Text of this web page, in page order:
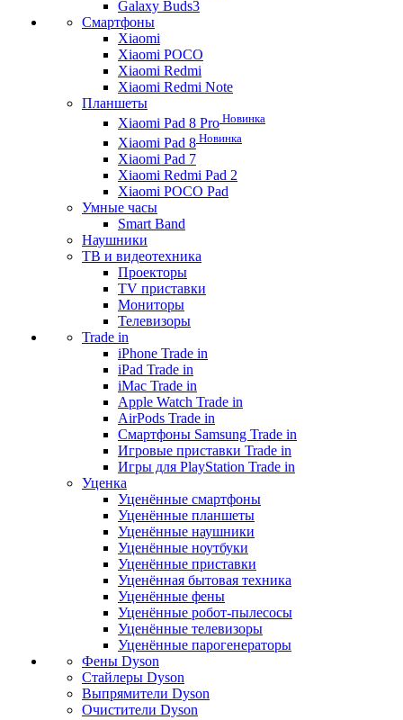
Galaxy Buds3
Смартфоны
Xiaomi
Xiaomi POCO
Xiaomi Redmi
Xiaomi Redmi Note
Планшеты
Xiaomi Pad 8 Pro Новинка
Xiaomi Pad 8 Новинка
Xiaomi Pad 7
Xiaomi Redmi Pad 2
Xiaomi POCO Pad
Умные часы
Smart Band
Наушники
ТВ и видеотехника
Проекторы
TV приставки
Мониторы
Телевизоры
Trade in
iPhone Trade in
iPad Trade in
iMac Trade in
Apple Watch Trade in
AirPods Trade in
Смартфоны Samsung Trade in
Игровые приставки Trade in
Игры для PlayStation Trade in
Уценка
Уценённые смартфоны
Уценённые планшеты
Уценённые наушники
Уценённые ноутбуки
Уценённые приставки
Уценённая бытовая техника
Уценённые фены
Уценённые робот-пылесосы
Уценённые телевизоры
Уценённые парогенераторы
Фены Dyson
Стайлеры Dyson
Выпрямители Dyson
Очистители Dyson